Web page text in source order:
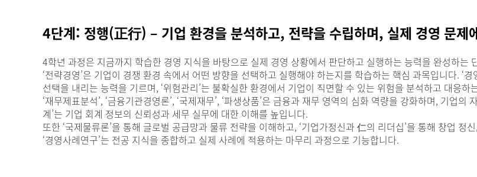
4단계: 정행(正行) – 기업 환경을 분석하고, 전략을 수립하며, 실제 경영 문제
4학년 과정은 지금까지 학습한 경영 지식을 바탕으로 실제 경영 상황에서 판단하고 실행하는 능력을 완성하는
‘전략경영’은 기업이 경쟁 환경 속에서 어떤 방향을 선택하고 실행해야 하는지를 학습하는 핵심 과목입니다. ‘
선택을 내리는 능력을 기르며, ‘위험관리’는 불확실한 환경에서 기업이 직면할 수 있는 위험을 분석하고 대응하
‘재무제표분석’, ‘금융기관경영론’, ‘국제재무’, ‘파생상품’은 금융과 재무 영역의 심화 역량을 강화하며, 기업
계’는 기업 회계 정보의 신뢰성과 세무 실무에 대한 이해를 높입니다.
또한 ‘국제물류론’을 통해 글로벌 공급망과 물류 전략을 이해하고, ‘기업가정신과 仁의 리더십’을 통해 창업 정
‘경영사례연구’는 전공 지식을 종합하고 실제 사례에 적용하는 마무리 과정으로 기능합니다.